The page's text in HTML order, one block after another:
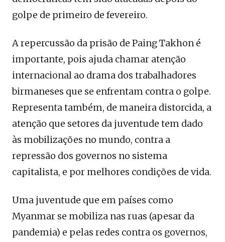
golpe de primeiro de fevereiro.
A repercussão da prisão de Paing Takhon é
importante, pois ajuda chamar atenção
internacional ao drama dos trabalhadores
birmaneses que se enfrentam contra o golpe.
Representa também, de maneira distorcida, a
atenção que setores da juventude tem dado
às mobilizações no mundo, contra a
repressão dos governos no sistema
capitalista, e por melhores condições de vida.
Uma juventude que em países como
Myanmar se mobiliza nas ruas (apesar da
pandemia) e pelas redes contra os governos,